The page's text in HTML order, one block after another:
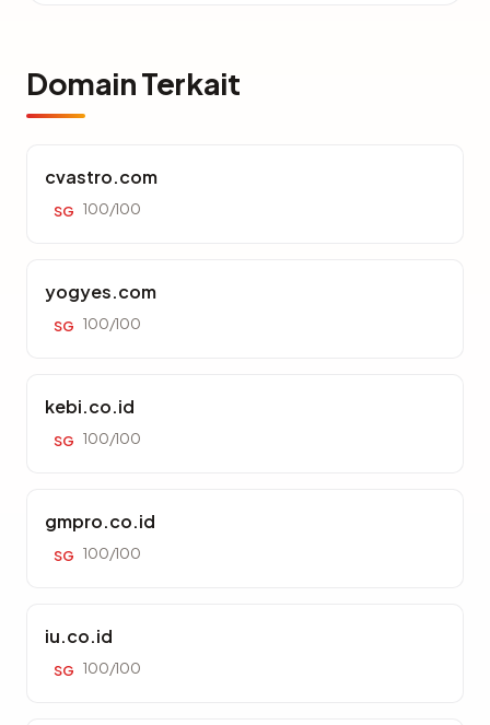
Domain Terkait
cvastro.com
SG 100/100
yogyes.com
SG 100/100
kebi.co.id
SG 100/100
gmpro.co.id
SG 100/100
iu.co.id
SG 100/100